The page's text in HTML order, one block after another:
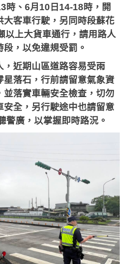
時、6月 10 日 14-18時，開
大客車行駛，另同時段蘇花
以上大貨車通行，請用路人
，以免違規受罰。
，近期山區道路容易受雨
星落石，行前請留意氣象資
並落實車輛安全檢查，切勿
安全，另行駛途中也請留意
警廣，以掌握即時路況。